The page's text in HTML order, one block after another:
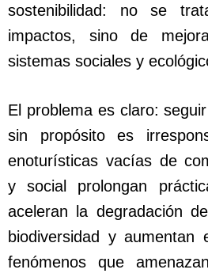
sostenibilidad: no se
impactos, sino de
sistemas sociales y
El problema es claro:
sin propósito es
enoturísticas vacías de
y social prolongan
aceleran la degradación
biodiversidad y
fenómenos que